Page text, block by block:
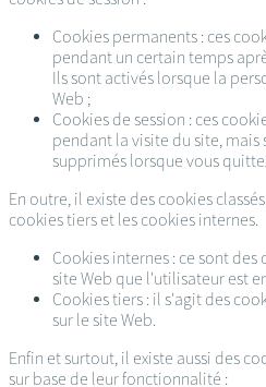
Cookies permanents : ces
pendant un certain temps
Ils sont activés lorsque la
Web ;
Cookies de session : ces
pendant la visite du site,
supprimés lorsque vous
En outre, il existe des cookies
cookies tiers et les cookies internes.
Cookies internes : ce sont
site Web que l'utilisateur est
Cookies tiers : il s'agit des
sur le site Web.
Enfin et surtout, il existe aussi des
sur base de leur fonctionnalité :